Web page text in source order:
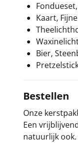
Kaart,
Bier,
Bestellen
Onze
Een
natuurlijk ook.